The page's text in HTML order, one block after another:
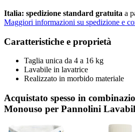
Italia: spedizione standard gratuita a
Maggiori informazioni su spedizione e
Caratteristiche e proprietà
Taglia unica da 4 a 16 kg
Lavabile in lavatrice
Realizzato in morbido materiale
Acquistato spesso in
Monouso per Pannolini